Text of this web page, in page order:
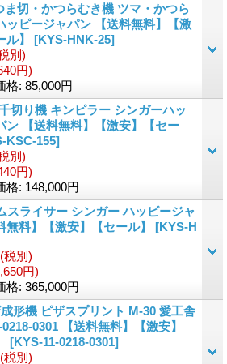
ま切・かつらむき機 ツマ・かつら
ッピージャパン 【送料無料】【激
ル】 [KYS-HNK-25]
別)
円)
格: 85,000円
切り機 キンピラー シンガーハッ
ン 【送料無料】【激安】【セー
KSC-155]
別)
円)
格: 148,000円
スライサー シンガー ハッピージャ
無料】【激安】【セール】 [KYS-H
(税別)
円)
格: 365,000円
形機 ピザスプリント M-30 愛工舎
0301 【送料無料】【激安】
[KYS-11-0218-0301]
(税別)